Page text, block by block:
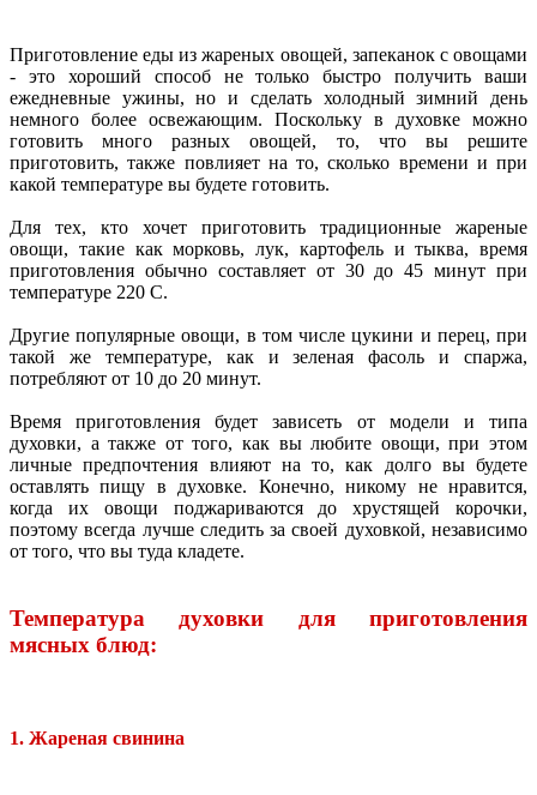
Приготовление еды из жареных овощей, запеканок с овощами
- это хороший способ не только быстро получить ваши
ежедневные ужины, но и сделать холодный зимний день
немного более освежающим. Поскольку в духовке можно
готовить много разных овощей, то, что вы решите
приготовить, также повлияет на то, сколько времени и при
какой температуре вы будете готовить.
Для тех, кто хочет приготовить традиционные жареные
овощи, такие как морковь, лук, картофель и тыква, время
приготовления обычно составляет от 30 до 45 минут при
температуре 220 C.
Другие популярные овощи, в том числе цукини и перец, при
такой же температуре, как и зеленая фасоль и спаржа,
потребляют от 10 до 20 минут.
Время приготовления будет зависеть от модели и типа
духовки, а также от того, как вы любите овощи, при этом
личные предпочтения влияют на то, как долго вы будете
оставлять пищу в духовке. Конечно, никому не нравится,
когда их овощи поджариваются до хрустящей корочки,
поэтому всегда лучше следить за своей духовкой, независимо
от того, что вы туда кладете.
Температура духовки для приготовления
мясных блюд:
1. Жареная свинина